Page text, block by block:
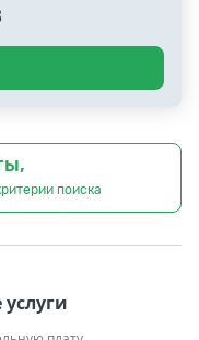
поиска